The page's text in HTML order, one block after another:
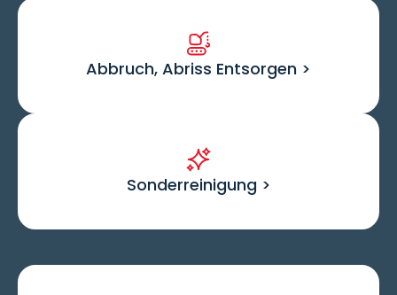
Abbruch, Abriss Entsorgen >
Sonderreinigung >